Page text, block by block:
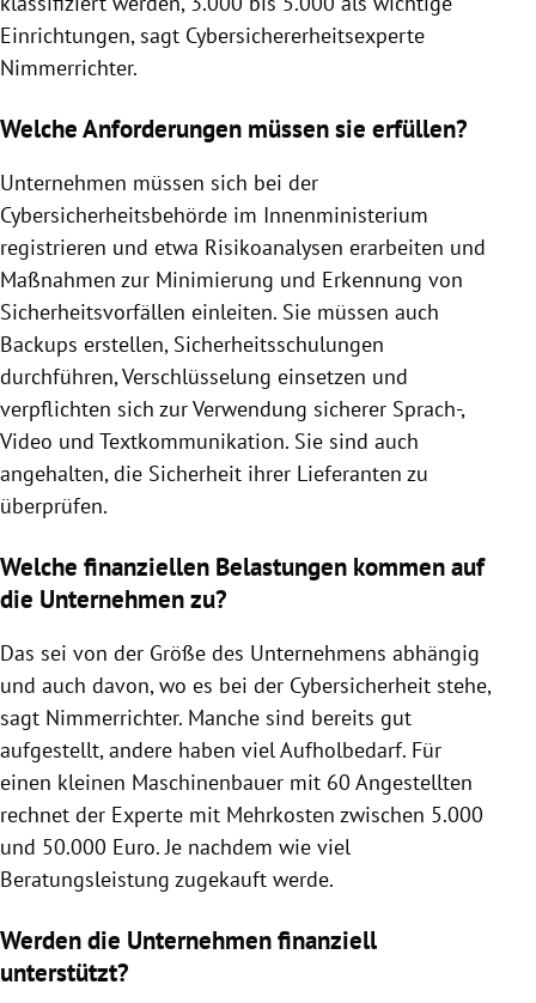
Einrichtungen, sagt Cybersichererheitsexperte
Nimmerrichter.
Welche Anforderungen müssen sie erfüllen?
Unternehmen müssen sich bei der
Cybersicherheitsbehörde im Innenministerium
registrieren und etwa Risikoanalysen erarbeiten und
Maßnahmen zur Minimierung und Erkennung von
Sicherheitsvorfällen einleiten. Sie müssen auch
Backups erstellen, Sicherheitsschulungen
durchführen, Verschlüsselung einsetzen und
verpflichten sich zur Verwendung sicherer Sprach-,
Video und Textkommunikation. Sie sind auch
angehalten, die Sicherheit ihrer Lieferanten zu
überprüfen.
Welche finanziellen Belastungen kommen auf
die Unternehmen zu?
Das sei von der Größe des Unternehmens abhängig
und auch davon, wo es bei der Cybersicherheit stehe,
sagt Nimmerrichter. Manche sind bereits gut
aufgestellt, andere haben viel Aufholbedarf. Für
einen kleinen Maschinenbauer mit 60 Angestellten
rechnet der Experte mit Mehrkosten zwischen 5.000
und 50.000 Euro. Je nachdem wie viel
Beratungsleistung zugekauft werde.
Werden die Unternehmen finanziell
unterstützt?